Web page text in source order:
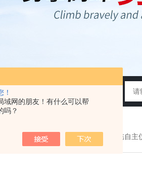
！
域网的朋友！有什么可以帮
吗？
现在的位置：>首页 产品展示 端懿自主